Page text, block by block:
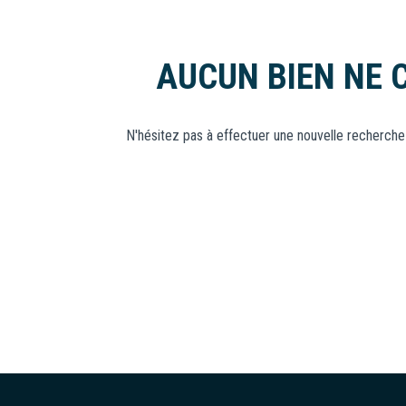
AUCUN BIEN NE
N'hésitez pas à effectuer une nouvelle